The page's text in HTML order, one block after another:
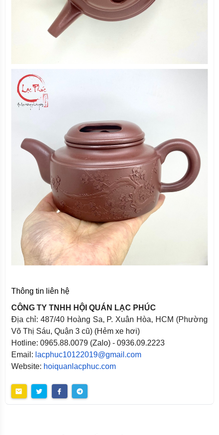
Thông tin liên hệ
CÔNG TY TNHH HỘI QUÁN LẠC PHÚC
Địa chỉ: 487/40 Hoàng Sa, P. Xuân Hòa, HCM (Phường
Võ Thị Sáu, Quận 3 cũ) (Hẻm xe hơi)
Hotline: 0965.88.0079 (Zalo) - 0936.09.2223
Email: lacphuc10122019@gmail.com
Website: hoiquanlacphuc.com